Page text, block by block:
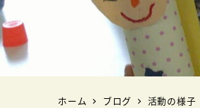
ホーム ブログ 活動の様子